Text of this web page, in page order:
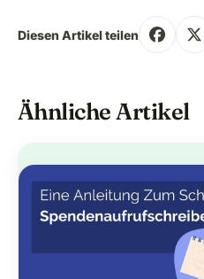
Diesen Artikel teilen
Ähnliche Artikel